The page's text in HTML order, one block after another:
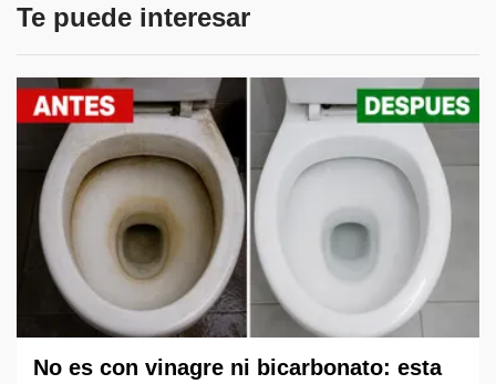
Te puede interesar
No es con vinagre ni bicarbonato: esta